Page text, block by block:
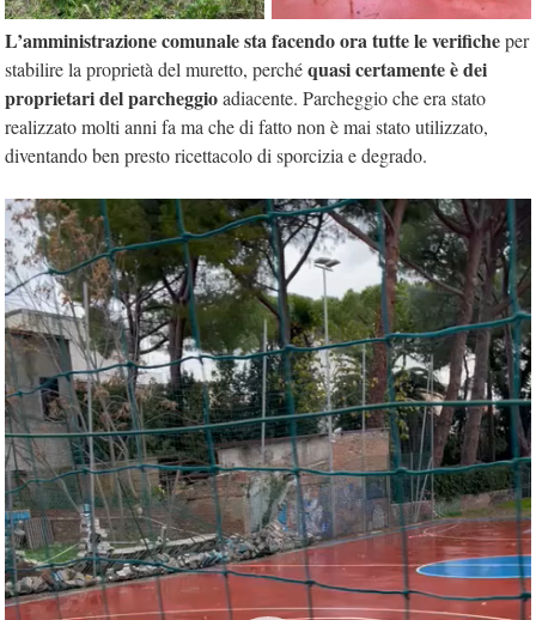
L’amministrazione comunale sta facendo ora tutte le verificheper
stabilire la proprietà del muretto, perchéquasi certamente è dei
proprietari del parcheggioadiacente. Parcheggio che era stato
realizzato molti anni fa ma che di fatto non è mai stato utilizzato,
diventando ben presto ricettacolo di sporcizia e degrado.
Video
Player